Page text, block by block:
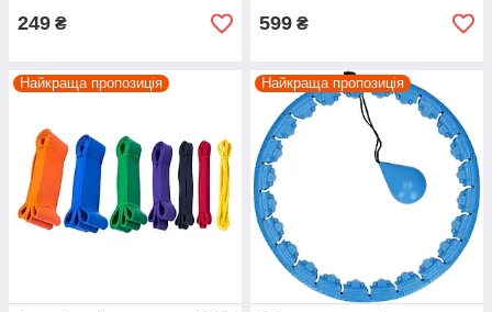
249 ₴ 599 ₴
Найкраща пропозиція Найкраща пропозиція